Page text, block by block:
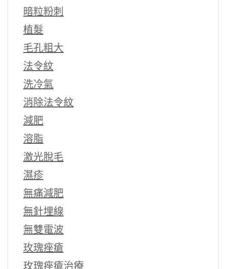
暗粒粉刺
植髮
毛孔粗大
法令紋
洗冷氣
消除法令紋
減肥
溶脂
激光脫毛
濕疹
無痛減肥
無針埋線
無雙電波
玫瑰痤瘡
玫瑰痤瘡治療